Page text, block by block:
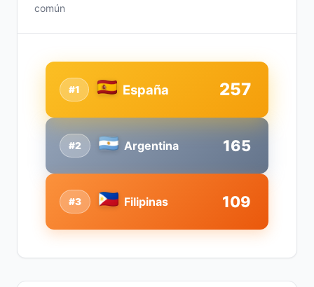
común
#2 Argentina 165
#1 España 257
#3 Filipinas 109